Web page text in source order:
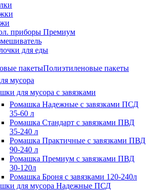
приборы Премиум
для еды
Полиэтиленовые пакеты
мусора
для мусора с завязками
Ромашка Надежные с завязками ПСД
35-60 л
Ромашка Стандарт с завязками ПВД
35-240 л
Ромашка Практичные с завязками ПВД
90-240 л
Ромашка Премиум с завязками ПВД
30-120л
Ромашка Броня с завязками 120-240л
для мусора Надежные ПСД